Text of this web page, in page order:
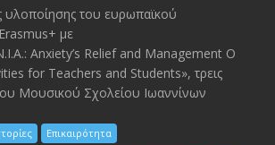
υλοποίησης του ευρωπαϊκού
με
Anxiety’s Relief and Management O
for Teachers and Students», τρεις
Μουσικού Σχολείου Ιωαννίνων
Επικαιρότητα